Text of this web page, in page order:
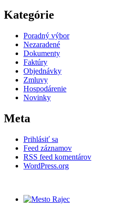
Kategórie
Poradný výbor
Nezaradené
Dokumenty
Faktúry
Objednávky
Zmluvy
Hospodárenie
Novinky
Meta
Prihlásiť sa
Feed záznamov
RSS feed komentárov
WordPress.org